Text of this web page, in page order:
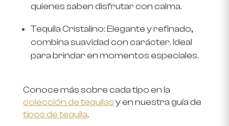
quienes saben disfrutar con calma.
Tequila Cristalino: Elegante y refinado,
combina suavidad con carácter. Ideal
para brindar en momentos especiales.
Conoce más sobre cada tipo en la
colección de tequilasy en nuestra guía de
tipos de tequila.